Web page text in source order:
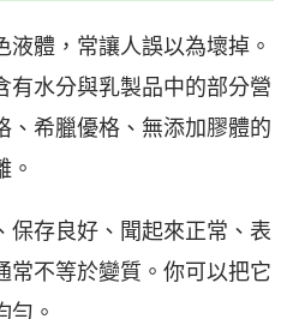
體，常讓人誤以為壞掉。
有水分與乳製品中的部分營
、希臘優格、無添加膠體的
。
保存良好、聞起來正常、表
常不等於變質。你可以把它
勻。